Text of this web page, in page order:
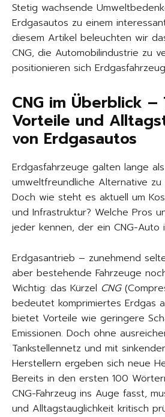
Stetig wachsende
Erdgasautos zu einem
diesem Artikel beleuchten wir
CNG, die Automobilindustrie zu
positionieren sich
CNG im Überblick –
Vorteile und
von Erdgasautos
Erdgasfahrzeuge galten lange
umweltfreundliche Alternative zu
Doch wie steht es aktuell um
und Infrastruktur? Welche Pros
jeder kennen, der ein CNG-Auto
Erdgasantrieb – zunehmend
aber bestehende Fahrzeuge
Wichtig: das Kürzel CNG
bedeutet komprimiertes Erdgas
bietet Vorteile wie geringere
Emissionen. Doch ohne
Tankstellennetz und mit
Herstellern ergeben sich neue
Bereits in den ersten 100
CNG-Fahrzeug ins Auge fasst,
und Alltagstauglichkeit kritisch